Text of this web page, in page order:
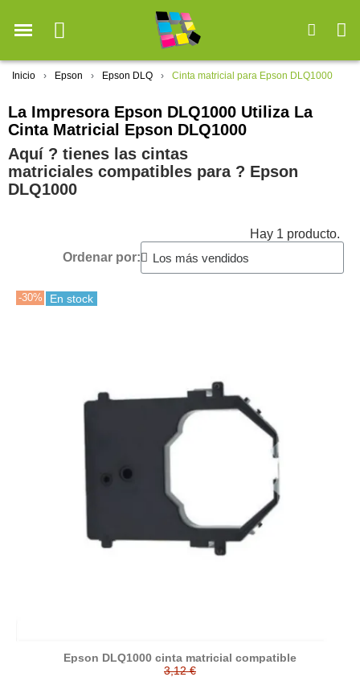
Inicio Epson Epson DLQ Cinta matricial para Epson DLQ1000
La Impresora Epson DLQ1000 Utiliza La
Cinta Matricial Epson DLQ1000
Aquí ? tienes las cintas
matriciales compatibles para ?️ Epson
DLQ1000
Hay 1 producto.
Ordenar por:
-30% En stock
Epson DLQ1000 cinta matricial compatible
3,12 €